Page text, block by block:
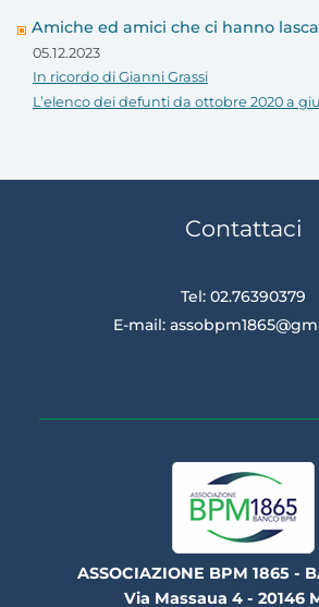
Amiche ed amici che ci hanno
05.12.2023
In ricordo di Gianni Grassi
L’elenco dei defunti da ottobre 2020 a
Contattaci
Tel: 02.76390379
E-mail:
ASSOCIAZIONE BPM 1865 -
Via Massaua 4 - 20146